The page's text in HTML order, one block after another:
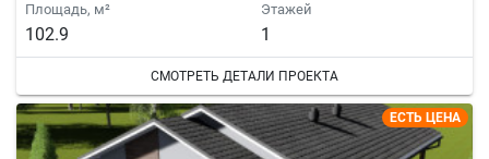
Площадь, м²
102.9
Этажей
1
СМОТРЕТЬ ДЕТАЛИ ПРОЕКТА
ЕСТЬ ЦЕНА